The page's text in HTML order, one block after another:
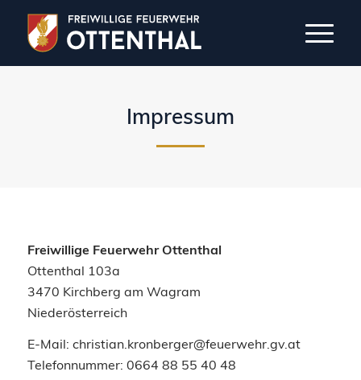
Impressum
Freiwillige Feuerwehr Ottenthal
Ottenthal 103a
3470 Kirchberg am Wagram
Niederösterreich
E-Mail: christian.kronberger@feuerwehr.gv.at
Telefonnummer: 0664 88 55 40 48